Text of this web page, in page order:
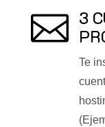
 3
Te